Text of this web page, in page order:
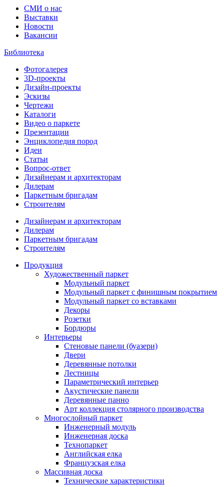
СМИ о нас
Выставки
Новости
Вакансии
Библиотека
Фотогалерея
3D-проекты
Дизайн-проекты
Эскизы
Чертежи
Каталоги
Видео о паркете
Презентации
Энциклопедия пород
Идеи
Статьи
Вопрос-ответ
Дизайнерам и архитекторам
Дилерам
Паркетным бригадам
Строителям
Дизайнерам и архитекторам
Дилерам
Паркетным бригадам
Строителям
Продукция
Художественный паркет
Модульный паркет
Модульный паркет с финишным покрытием
Модульный паркет со вставками
Декоры
Розетки
Бордюры
Интерьеры
Стеновые панели (буазери)
Двери
Деревянные потолки
Лестницы
Параметрический интерьер
Акустические панели
Деревянные панно
Арт коллекция столярного производства
Многослойный паркет
Инженерный модуль
Инженерная доска
Технопаркет
Английская елка
Французская елка
Массивная доска
Технические характеристики